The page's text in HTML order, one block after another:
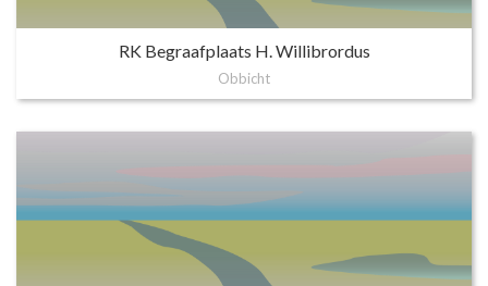
RK Begraafplaats H. Willibrordus
Obbicht